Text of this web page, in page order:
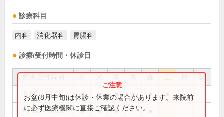
診療科目
内科 消化器科 胃腸科
診療/受付時間・休診日
祝
9:00～12:00 ● ● ● ● ●
14:00～18:00 ● ● ●
お盆(8月中旬)は休診・休業の場合があります。来院前
に必ず医療機関に直接ご確認ください。